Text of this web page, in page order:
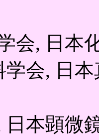
会, 日本
学会, 日
日本顕微